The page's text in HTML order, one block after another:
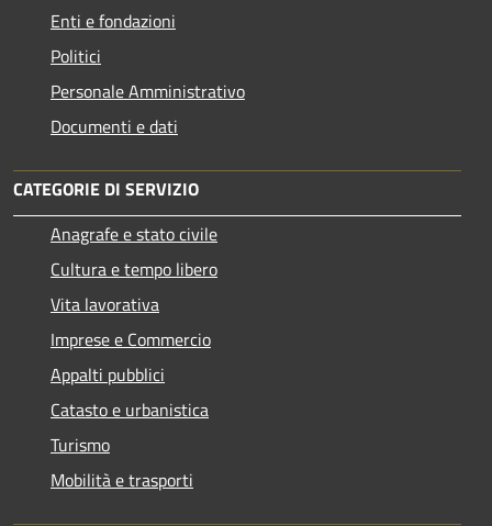
Enti e fondazioni
Politici
Personale Amministrativo
Documenti e dati
CATEGORIE DI SERVIZIO
Anagrafe e stato civile
Cultura e tempo libero
Vita lavorativa
Imprese e Commercio
Appalti pubblici
Catasto e urbanistica
Turismo
Mobilità e trasporti